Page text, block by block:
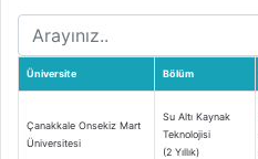
Üniversite Bölüm
Çanakkale Onsekiz Mart
Üniversitesi
Su Altı Kaynak
Teknolojisi
(2 Yıllık)